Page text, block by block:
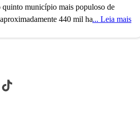
município mais populoso de
440 mil habitantes. A
uma homenagem a um desses
que por lá passaram, Joseph
Leia mais